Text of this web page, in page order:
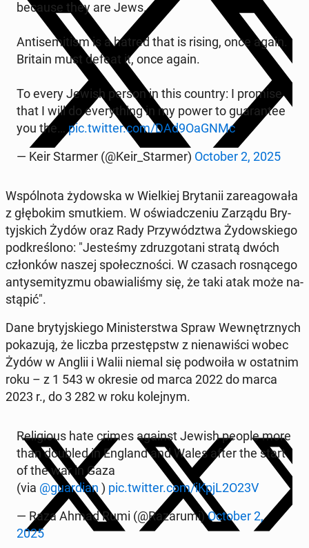
because they are Jews.
An­ti­se­mi­tism is a hatred that is rising, once again.
Britain must defeat it, once again.
To every Jewish person in this country: I promise
that I will do eve­ry­thing in my power to gu­aran­tee
you the… pic.twitter.com/DAd9OaGNMc
— Keir Starmer (@Keir_Starmer) October 2, 2025
Wspól­no­ta ży­dow­ska w Wiel­kiej Bry­ta­nii za­re­ago­wa­ła
z głę­bo­kim smut­kiem. W oświad­cze­niu Zarządu Bry­
tyj­skich Żydów oraz Rady Przy­wódz­twa Ży­dow­skie­go
pod­kre­ślo­no: "Je­ste­śmy zdru­zgo­ta­ni stratą dwóch
człon­ków naszej spo­łecz­no­ści. W czasach ro­sną­ce­go
an­ty­se­mi­ty­zmu oba­wia­li­śmy się, że taki atak może na­
stą­pić".
Dane bry­tyj­skie­go Mi­ni­ster­stwa Spraw We­wnętrz­nych
po­ka­zu­ją, że liczba prze­stępstw z nie­na­wi­ści wobec
Żydów w Anglii i Walii niemal się po­dwo­iła w ostat­nim
roku – z 1 543 w okresie od marca 2022 do marca
2023 r., do 3 282 w roku ko­lej­nym.
Re­li­gio­us hate crimes against Jewish people more
than doubled in England and Wales after the start
of the war in Gaza
(via @gu­ar­dian ) pic.twitter.com/iKpjL2O23V
— Raza Ahmad Rumi (@Ra­za­ru­mi)October 2,
2025